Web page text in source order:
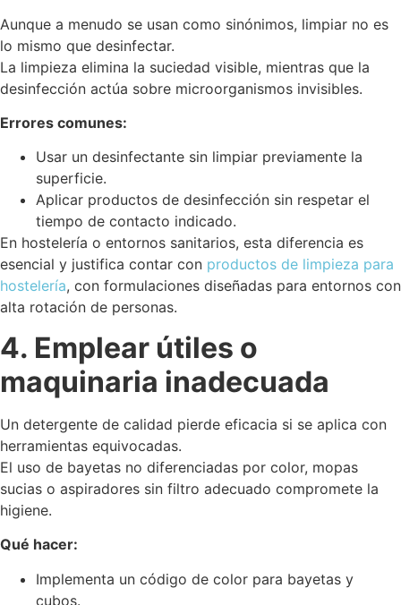
Aunque a menudo se usan como sinónimos, limpiar no es
lo mismo que desinfectar.
La limpieza elimina la suciedad visible, mientras que la
desinfección actúa sobre microorganismos invisibles.
Errores comunes:
Usar un desinfectante sin limpiar previamente la
superficie.
Aplicar productos de desinfección sin respetar el
tiempo de contacto indicado.
En hostelería o entornos sanitarios, esta diferencia es
esencial y justifica contar con productos de limpieza para
hostelería, con formulaciones diseñadas para entornos con
alta rotación de personas.
4. Emplear útiles o
maquinaria inadecuada
Un detergente de calidad pierde eficacia si se aplica con
herramientas equivocadas.
El uso de bayetas no diferenciadas por color, mopas
sucias o aspiradores sin filtro adecuado compromete la
higiene.
Qué hacer:
Implementa un código de color para bayetas y
cubos.